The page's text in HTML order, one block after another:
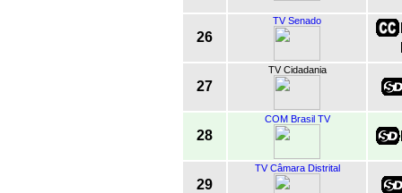
26
TV Senado
27
TV Cidadania
28
COM Brasil TV
29
TV Câmara Distrital